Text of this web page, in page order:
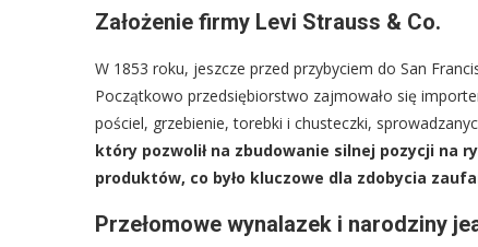
Założenie firmy Levi Strauss & Co.
W 1853 roku, jeszcze przed przybyciem do San
Początkowo przedsiębiorstwo zajmowało się
pościel, grzebienie, torebki i chusteczki,
który pozwolił na zbudowanie silnej pozycji na
produktów, co było kluczowe dla zdobycia
Przełomowe wynalazek i narodziny